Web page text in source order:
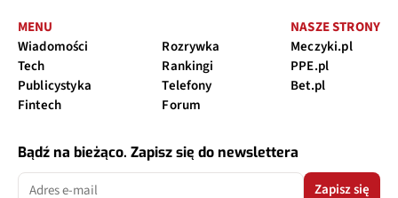
MENU
Wiadomości
Tech
Publicystyka
Fintech
Rozrywka
Rankingi
Telefony
Forum
NASZE STRONY
Meczyki.pl
PPE.pl
Bet.pl
Bądź na bieżąco. Zapisz się do newslettera
Zapisz się